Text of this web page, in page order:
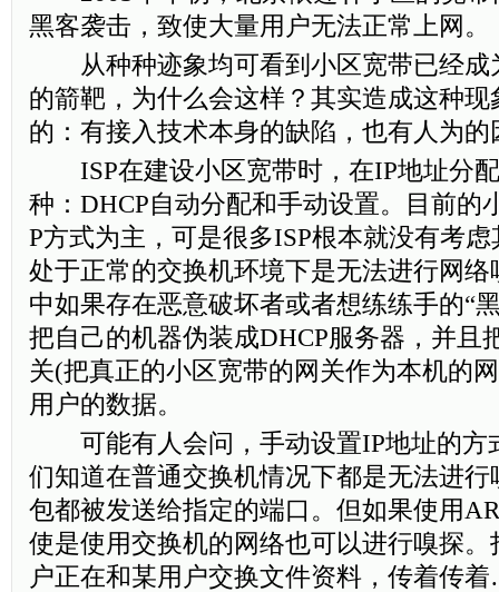
黑客袭击，致使大量用户无法正常上网。
从种种迹象均可看到小区宽带已经成
的箭靶，为什么会这样？其实造成这种
的：有接入技术本身的缺陷，也有人为的
ISP在建设小区宽带时，在IP地址分
种：DHCP自动分配和手动设置。目前的
P方式为主，可是很多ISP根本就没有考
处于正常的交换机环境下是无法进行网
中如果存在恶意破坏者或者想练练手的“
把自己的机器伪装成DHCP服务器，并且
关(把真正的小区宽带的网关作为本机的
用户的数据。
可能有人会问，手动设置IP地址的方
们知道在普通交换机情况下都是无法进
包都被发送给指定的端口。但如果使用
使是使用交换机的网络也可以进行嗅探
户正在和某用户交换文件资料，传着传